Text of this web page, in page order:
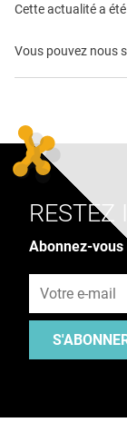
Cette actualité a
Vous pouvez nous
RESTEZ
Abonnez-